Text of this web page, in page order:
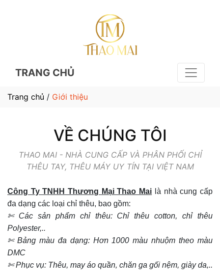
TRANG CHỦ
Trang chủ / Giới thiệu
VỀ CHÚNG TÔI
THAO MAI - NHÀ CUNG CẤP VÀ PHÂN PHỐI CHỈ
THÊU TAY, THÊU MÁY UY TÍN TẠI VIỆT NAM
Công Ty TNHH Thương Mại Thao Mai là nhà cung cấp
đa dạng các loại chỉ thêu, bao gồm:
✄ Các sản phẩm chỉ thêu: Chỉ thêu cotton, chỉ thêu
Polyester,..
✄ Bảng màu đa dạng: Hơn 1000 màu nhuộm theo màu
DMC
✄ Phục vụ: Thêu, may áo quần, chăn ga gối nệm, giày da,..